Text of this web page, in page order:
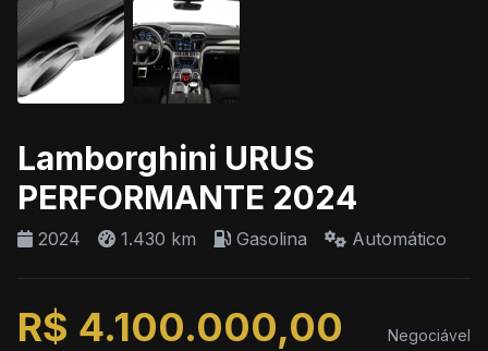
Lamborghini URUS
PERFORMANTE 2024
2024 1.430 km Gasolina Automático
R$ 4.100.000,00 Negociável